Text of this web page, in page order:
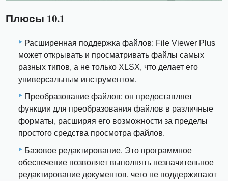
Плюсы 10.1
Расширенная поддержка файлов: File Viewer Plus
может открывать и просматривать файлы самых
разных типов, а не только XLSX, что делает его
универсальным инструментом.
Преобразование файлов: он предоставляет
функции для преобразования файлов в различные
форматы, расширяя его возможности за пределы
простого средства просмотра файлов.
Базовое редактирование. Это программное
обеспечение позволяет выполнять незначительное
редактирование документов, чего не поддерживают